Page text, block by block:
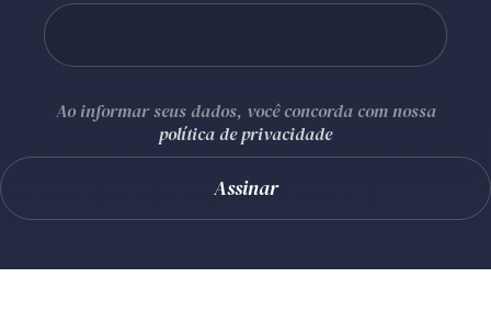
Ao informar seus dados, você concorda com nossa
política de privacidade